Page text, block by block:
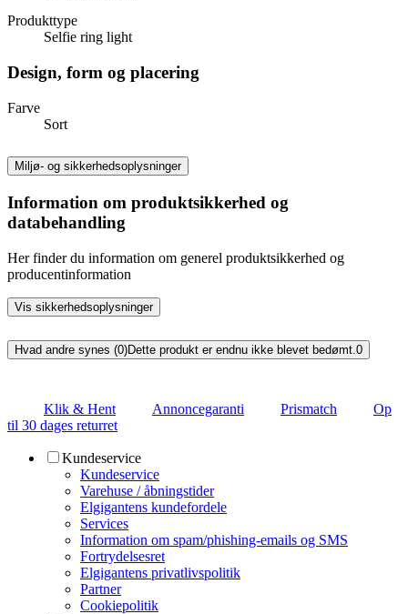
Produkttype
Selfie ring light
Design, form og placering
Farve
Sort
Miljø- og sikkerhedsoplysninger
Information om produktsikkerhed og
databehandling
Her finder du information om generel produktsikkerhed og
producentinformation
Vis sikkerhedsoplysninger
Hvad andre synes (0)Dette produkt er endnu ikke blevet bedømt.0
Klik & Hent Annoncegaranti Prismatch
Op
til 30 dages returret
Kundeservice
Kundeservice
Varehuse / åbningstider
Elgigantens kundefordele
Services
Information om spam/phishing-emails og SMS
Fortrydelsesret
Elgigantens privatlivspolitik
Partner
Cookiepolitik